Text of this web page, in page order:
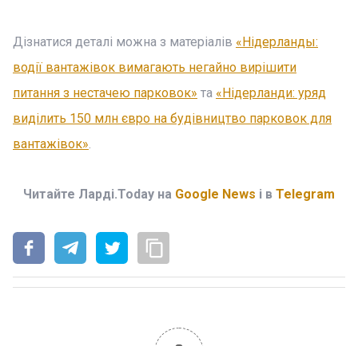
Дізнатися деталі можна з матеріалів «Нідерланды:
водії вантажівок вимагають негайно вирішити
питання з нестачею парковок» та «Нідерланди: уряд
виділить 150 млн євро на будівництво парковок для
вантажівок».
Читайте Ларді.Today на Google News і в Telegram